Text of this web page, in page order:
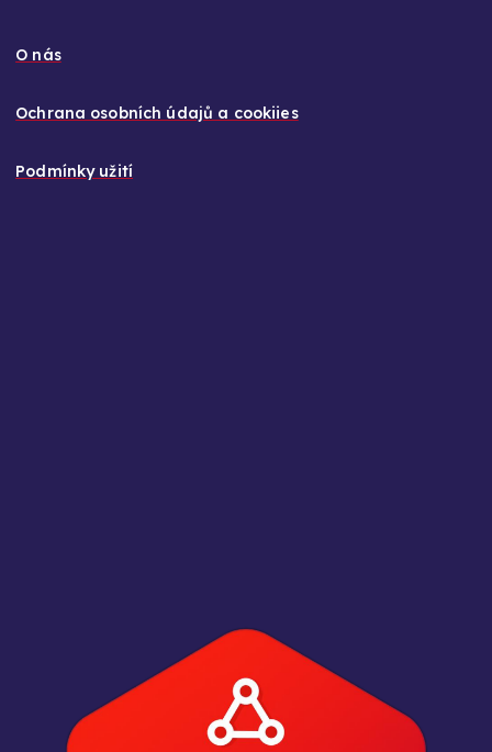
O nás
Ochrana osobních údajů a cookiies
Podmínky užití